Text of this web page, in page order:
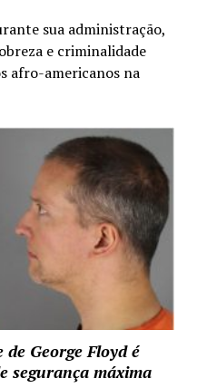
sua administração,
e criminalidade
afro-americanos na
George Floyd é
segurança máxima